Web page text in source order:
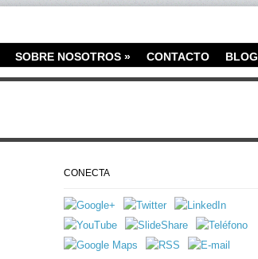
SOBRE NOSOTROS » CONTACTO BLOG
CONECTA